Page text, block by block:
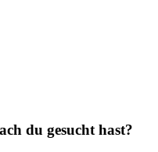
du gesucht hast?